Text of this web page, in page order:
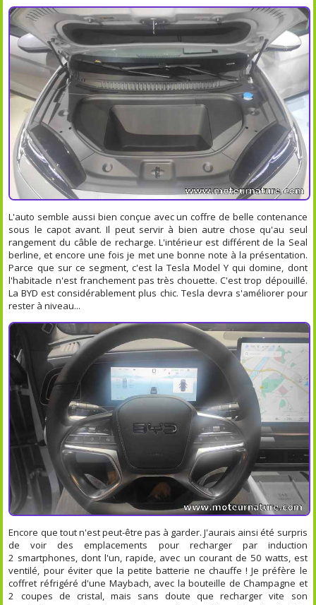
L'auto semble aussi bien conçue avec un coffre de belle contenance
sous le capot avant. Il peut servir à bien autre chose qu'au seul
rangement du câble de recharge. L'intérieur est différent de la Seal
berline, et encore une fois je met une bonne note à la présentation.
Parce que sur ce segment, c'est la Tesla Model Y qui domine, dont
l'habitacle n'est franchement pas très chouette. C'est trop dépouillé.
La BYD est considérablement plus chic. Tesla devra s'améliorer pour
rester à niveau...
Encore que tout n'est peut-être pas à garder. J'aurais ainsi été surpris
de voir des emplacements pour recharger par induction
2 smartphones, dont l'un, rapide, avec un courant de 50 watts, est
ventilé, pour éviter que la petite batterie ne chauffe ! Je préfère le
coffret réfrigéré d'une Maybach, avec la bouteille de Champagne et
2 coupes de cristal, mais sans doute que recharger vite son